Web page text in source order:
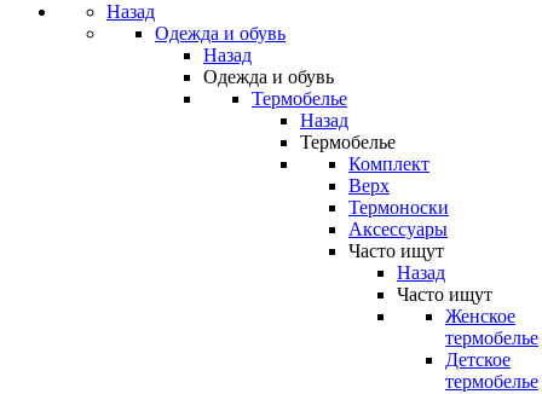
Назад
Одежда и обувь
Назад
Одежда и обувь
Термобелье
Назад
Термобелье
Комплект
Верх
Термоноски
Аксессуары
Часто ищут
Назад
Часто ищут
Женское
термобелье
Детское
термобелье